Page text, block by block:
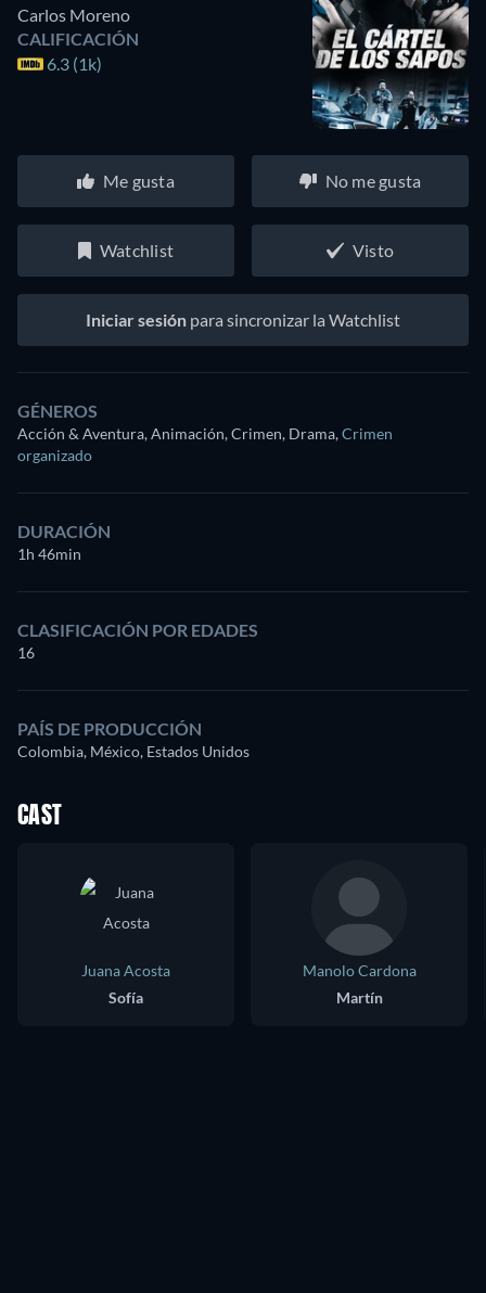
Carlos Moreno
CALIFICACIÓN
6.3 (1k)
Me gusta No me gusta
Watchlist Visto
Iniciar sesión para sincronizar la Watchlist
GÉNEROS
Acción & Aventura, Animación, Crimen, Drama,Crimen
organizado
DURACIÓN
1h 46min
CLASIFICACIÓN POR EDADES
16
PAÍS DE PRODUCCIÓN
Colombia, México, Estados Unidos
CAST
Juana Acosta
Sofía
Manolo Cardona
Martín